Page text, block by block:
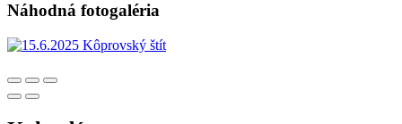
Náhodná fotogaléria